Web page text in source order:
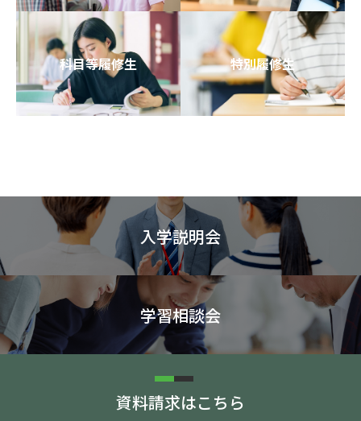
科目等履修生 特別履修生
入学説明会
学習相談会
資料請求はこちら